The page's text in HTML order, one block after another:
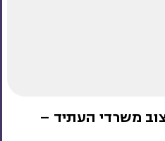
משרדי העתיד –